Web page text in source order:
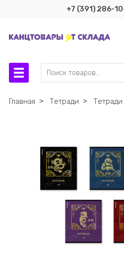
+7 (391) 286-
Главная ˃ Тетради ˃